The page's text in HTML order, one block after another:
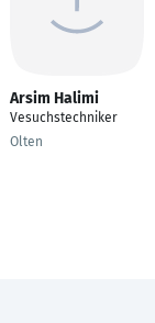
Arsim Halimi
Vesuchstechniker
Olten